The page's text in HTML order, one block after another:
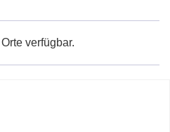
verfügbar.